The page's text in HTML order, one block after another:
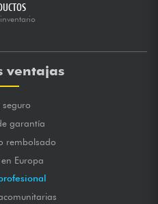
ventajas
seguro
garantía
rembolsado
Europa